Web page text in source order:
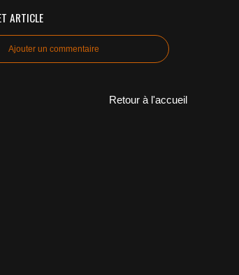
ARTICLE
Ajouter un commentaire
Retour à l'accueil